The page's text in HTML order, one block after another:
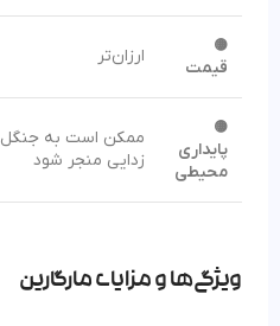
🟡
قیمت
ارزان‌تر
🟡
پایداری
محیطی
ممکن است به جنگل‌
زدایی منجر شود
ویژگی‌ها و مزایای مارگارین